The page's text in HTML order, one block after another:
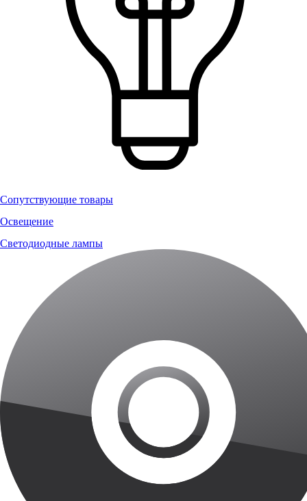
Сопутствующие товары
Освещение
Светодиодные лампы